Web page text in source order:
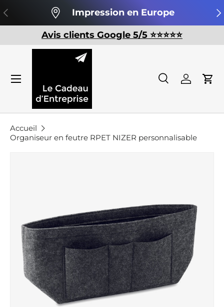
Aller au contenu
Précédent Impression en Europe
Avis clients Google 5/5 ⭐️⭐️⭐️⭐️⭐️
Recherche
Recherche
Se
Accueil
Organiseur en feutre RPET NIZER personnalisable